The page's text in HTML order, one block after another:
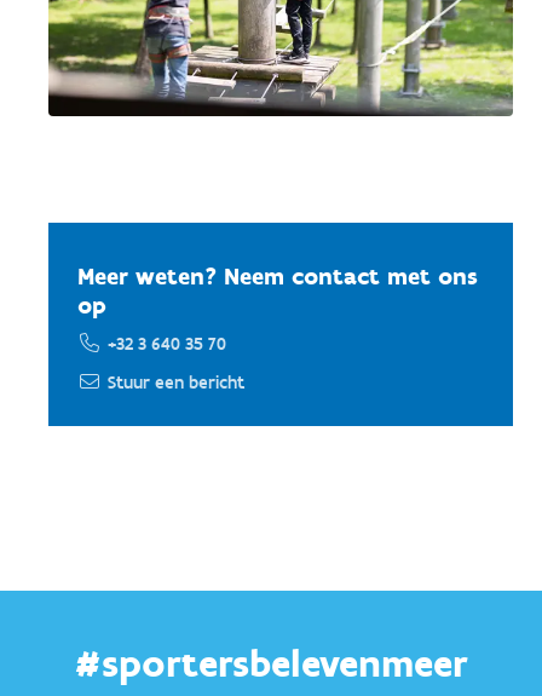
Meer weten? Neem contact met ons
op
+32 3 640 35 70
Stuur een bericht
#sportersbelevenmeer